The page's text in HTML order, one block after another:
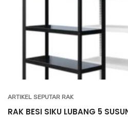
ARTIKEL SEPUTAR RAK
RAK BESI SIKU LUBANG 5